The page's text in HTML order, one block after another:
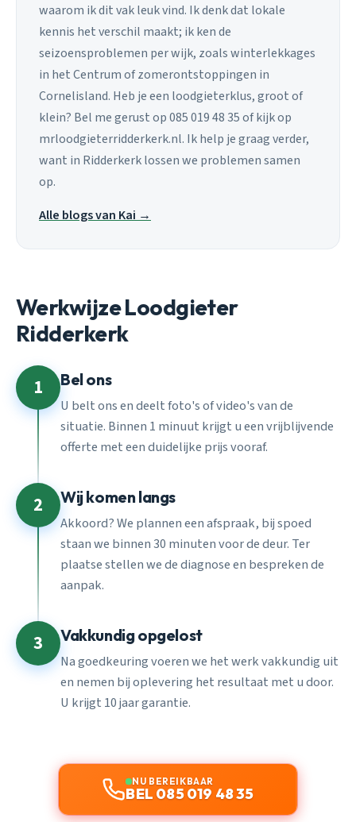
waarom ik dit vak leuk vind. Ik denk dat lokale
kennis het verschil maakt; ik ken de
seizoensproblemen per wijk, zoals winterlekkages
in het Centrum of zomerontstoppingen in
Cornelisland. Heb je een loodgieterklus, groot of
klein? Bel me gerust op 085 019 48 35 of kijk op
mrloodgieterridderkerk.nl. Ik help je graag verder,
want in Ridderkerk lossen we problemen samen
op.
Alle blogs van Kai →
Werkwijze Loodgieter
Ridderkerk
1 Bel ons
U belt ons en deelt foto's of video's van de
situatie. Binnen 1 minuut krijgt u een vrijblijvende
offerte met een duidelijke prijs vooraf.
2 Wij komen langs
Akkoord? We plannen een afspraak, bij spoed
staan we binnen 30 minuten voor de deur. Ter
plaatse stellen we de diagnose en bespreken de
aanpak.
3 Vakkundig opgelost
Na goedkeuring voeren we het werk vakkundig uit
en nemen bij oplevering het resultaat met u door.
U krijgt 10 jaar garantie.
NU BEREIKBAAR
BEL 085 019 48 35